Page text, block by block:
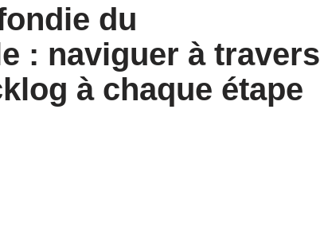
du
: naviguer à travers
à chaque étape